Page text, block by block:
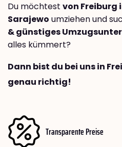
Du möchtest von Freiburg
Sarajewo umziehen und
& günstiges
alles kümmert?
Dann bist du bei uns in
genau richtig!
Transparente Preise